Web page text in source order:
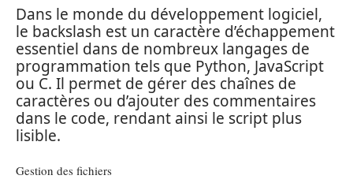
Dans le monde du développement logiciel,
le backslash est un caractère d’échappement
essentiel dans de nombreux langages de
programmation tels que Python, JavaScript
ou C. Il permet de gérer des chaînes de
caractères ou d’ajouter des commentaires
dans le code, rendant ainsi le script plus
lisible.
Gestion des fichiers